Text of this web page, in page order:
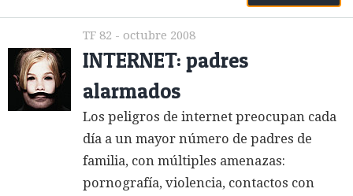
TF 82 - octubre 2008
INTERNET: padres
alarmados
Los peligros de internet preocupan cada
día a un mayor número de padres de
familia, con múltiples amenazas:
pornografía, violencia, contactos con